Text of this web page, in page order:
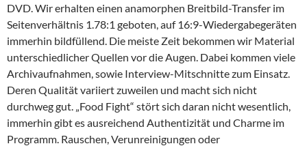
DVD. Wir erhalten einen anamorphen Breitbild-Transfer im
Seitenverhältnis 1.78:1 geboten, auf 16:9-Wiedergabegeräten
immerhin bildfüllend. Die meiste Zeit bekommen wir Material
unterschiedlicher Quellen vor die Augen. Dabei kommen viele
Archivaufnahmen, sowie Interview-Mitschnitte zum Einsatz.
Deren Qualität variiert zuweilen und macht sich nicht
durchweg gut. „Food Fight“ stört sich daran nicht wesentlich,
immerhin gibt es ausreichend Authentizität und Charme im
Programm. Rauschen, Verunreinigungen oder